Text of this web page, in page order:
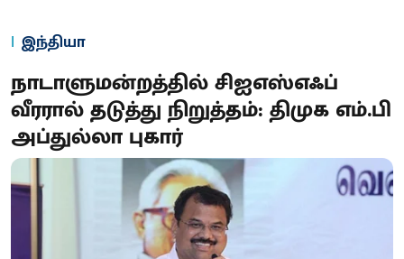
இந்தியா
நாடாளுமன்றத்தில் சிஐஎஸ்எஃப்
வீரரால் தடுத்து நிறுத்தம்: திமுக எம்.பி
அப்துல்லா புகார்